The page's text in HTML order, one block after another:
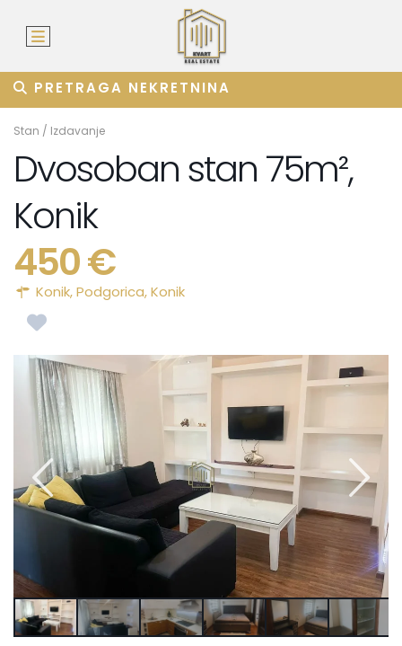
PRETRAGA NEKRETNINA
Stan / Izdavanje
Dvosoban stan 75m²,
Konik
450 €
Konik,Podgorica,Konik